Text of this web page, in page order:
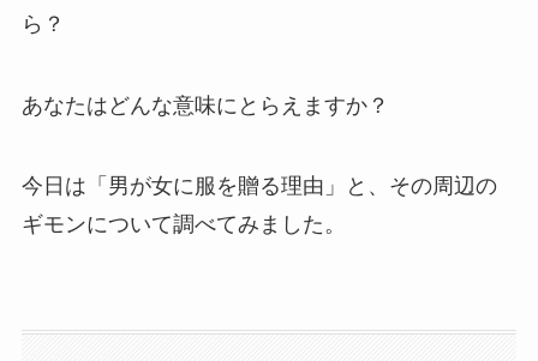
ら？
あなたはどんな意味にとらえますか？
今日は「男が女に服を贈る理由」と、その周辺の
ギモンについて調べてみました。